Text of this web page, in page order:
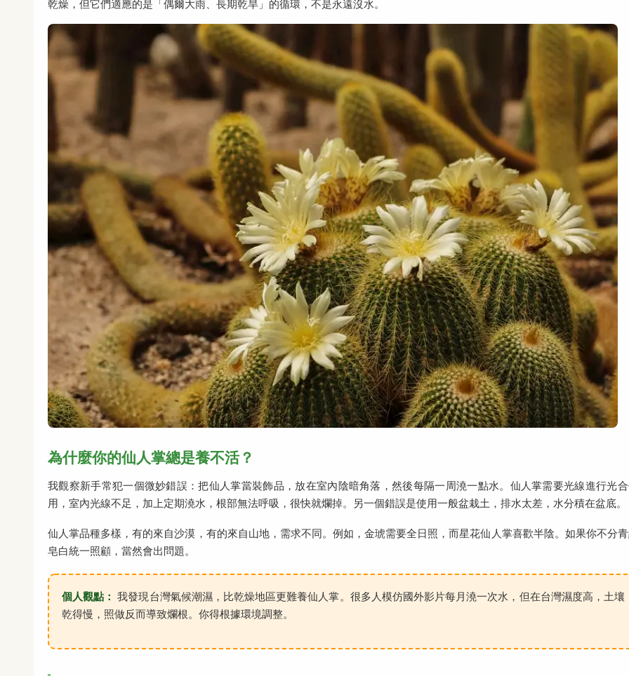
乾燥，但它們適應的是「偶爾大雨、長期乾旱」的循環，不是永遠沒水。
為什麼你的仙人掌總是養不活？
我觀察新手常犯一個微妙錯誤：把仙人掌當裝飾品，放在室內陰暗角落，然後每隔一周澆一點水。仙人掌需要光線進行光
用，室內光線不足，加上定期澆水，根部無法呼吸，很快就爛掉。另一個錯誤是使用一般盆栽土，排水太差，水分積在盆底。
仙人掌品種多樣，有的來自沙漠，有的來自山地，需求不同。例如，金琥需要全日照，而星花仙人掌喜歡半陰。如果你不分
皂白統一照顧，當然會出問題。
個人觀點： 我發現台灣氣候潮濕，比乾燥地區更難養仙人掌。很多人模仿國外影片每月澆一次水，但在台灣濕度高，土壤
乾得慢，照做反而導致爛根。你得根據環境調整。